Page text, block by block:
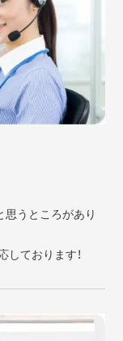
思うところがあり
ております！